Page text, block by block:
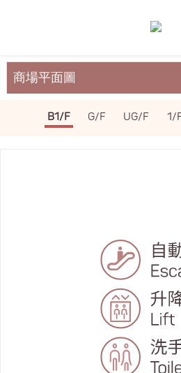
商場平面圖
關於裕民坊
B1/F G/F UG/F 1/